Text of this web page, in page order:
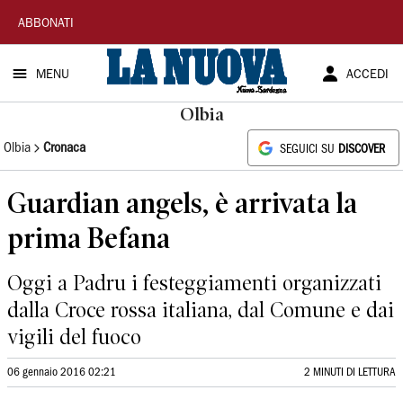
La
Nuova
Sardegna
ABBONATI
MENU ACCEDI
Olbia
Olbia Cronaca SEGUICI SU DISCOVER
Guardian angels, è arrivata la
prima Befana
Oggi a Padru i festeggiamenti organizzati
dalla Croce rossa italiana, dal Comune e dai
vigili del fuoco
06 gennaio 2016 02:21 2 MINUTI DI LETTURA